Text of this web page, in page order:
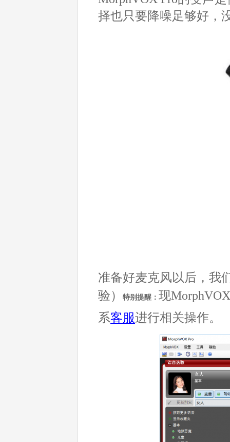
择也只要降噪足够好，
准备好麦克风以后，我
验）
特别提醒： 现
系客服进行相关操作。